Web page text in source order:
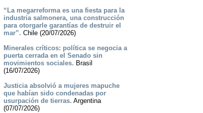
“La megarreforma es una fiesta para la
industria salmonera, una construcción
para otorgarle garantías de destruir el
mar”. Chile (20/07/2026)
Minerales críticos: política se negocia a
puerta cerrada en el Senado sin
movimientos sociales. Brasil
(16/07/2026)
Justicia absolvió a mujeres mapuche
que habían sido condenadas por
usurpación de tierras. Argentina
(07/07/2026)